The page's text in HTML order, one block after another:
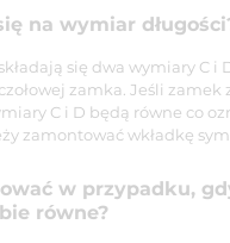
na wymiar
się dwa wymiary C i
zamka. Jeśli
C i D będą równe co
zamontować wkładkę
w przypadku,
równe?